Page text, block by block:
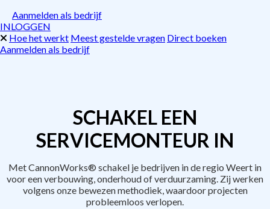
Aanmelden als bedrijf
INLOGGEN
Hoe het werkt Meest gestelde vragen Direct boeken
Aanmelden als bedrijf
SCHAKEL EEN
SERVICEMONTEUR IN
Met CannonWorks® schakel je bedrijven in de regio Weert in
voor een verbouwing, onderhoud of verduurzaming. Zij werken
volgens onze bewezen methodiek, waardoor projecten
probleemloos verlopen.